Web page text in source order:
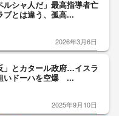
ルシャ人だ」最高指導者亡
とは違う、孤高...
2026年3月6日
」とカタール政府…イスラ
いドーハを空爆 ...
2025年9月10日